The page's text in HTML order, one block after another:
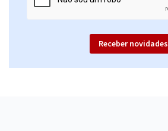
Receber novidades